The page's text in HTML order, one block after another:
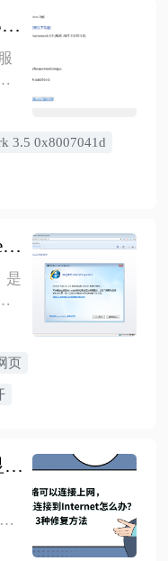
检
以
无法安装 net framework 3.5 0x8007041d解决办法
3.5 0x8007041d
重装win7系统后，Internet Explorer浏览器提示“无法显示该网页”
是
再
页
网络可以连接上网，但显示无法连接到Internet怎么办？3种修复方法